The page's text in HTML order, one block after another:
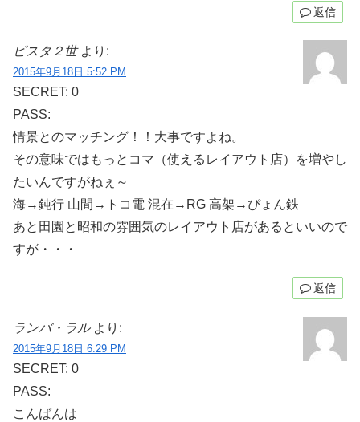
返信
ビスタ２世 より:
2015年9月18日 5:52 PM
SECRET: 0
PASS:
情景とのマッチング！！大事ですよね。
その意味ではもっとコマ（使えるレイアウト店）を増やし
たいんですがねぇ～
海→鈍行 山間→トコ電 混在→RG 高架→ぴょん鉄
あと田園と昭和の雰囲気のレイアウト店があるといいので
すが・・・
返信
ランバ・ラル より:
2015年9月18日 6:29 PM
SECRET: 0
PASS:
こんばんは